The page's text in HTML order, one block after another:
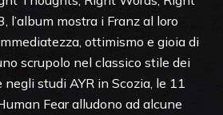
l’album mostra i Franz al loro
ottimismo e gioia di
scrupolo nel classico stile dei
negli studi AYR in Scozia, le 11
Fear alludono ad alcune